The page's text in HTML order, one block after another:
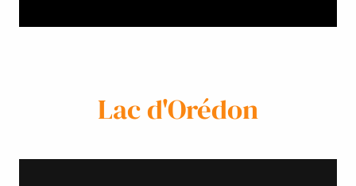
Lac d'Orédon